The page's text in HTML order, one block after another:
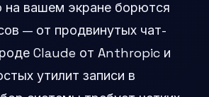
на вашем экране борются
— от продвинутых чат-
Claude от Anthropic и
утилит записи в